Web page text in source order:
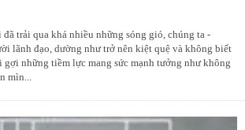
trải qua khá nhiều những sóng gió, chúng ta -
lãnh đạo, dường như trở nên kiệt quệ và không biết
gợi những tiềm lực mang sức mạnh tưởng như không
mìn...